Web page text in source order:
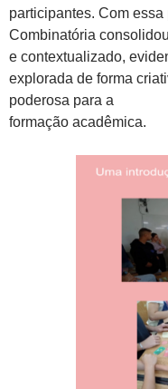
participantes. Com
Combinatória
e contextualizado,
explorada de forma
poderosa para a
formação acadêmica.